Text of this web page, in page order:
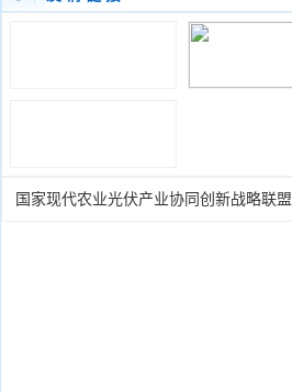
国家现代农业光伏产业协同创新战略联盟